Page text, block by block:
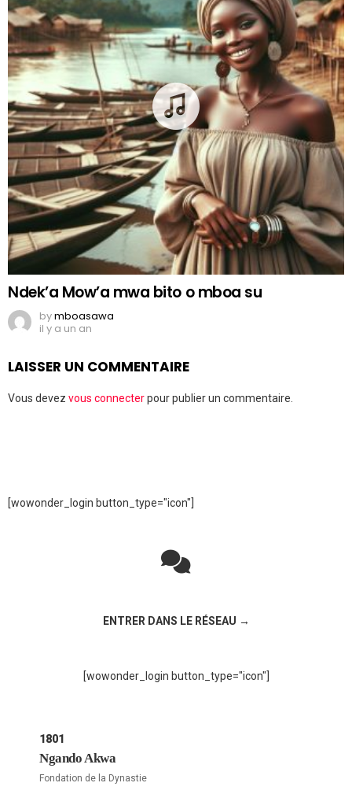
Ndek’a Mow’a mwa bito o mboa su
bymboasawa
il y a un an
LAISSER UN COMMENTAIRE
Vous devez vous connecterpour publier un commentaire.
[wowonder_login button_type="icon"]
ENTRER DANS LE RÉSEAU →
[wowonder_login button_type="icon"]
1801
Ngando Akwa
Fondation de la Dynastie